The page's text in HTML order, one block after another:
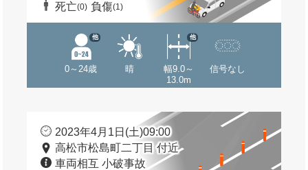
死亡(0) 負傷(1)
0～24歳
他
晴
幅9.0～
13.0m
他
信号なし
2023年4月1日(土)09:00
高松市松島町二丁目 付近
車両相互 小破事故